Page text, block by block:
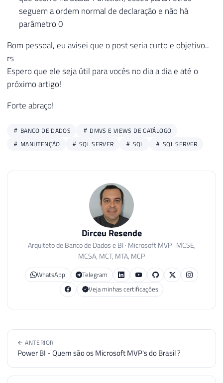
seguem a ordem normal de declaração e não há
parâmetro 0
Bom pessoal, eu avisei que o post seria curto e objetivo..
rs
Espero que ele seja útil para vocês no dia a dia e até o
próximo artigo!
Forte abraço!
BANCO DE DADOS
DMVS E VIEWS DE CATÁLOGO
MANUTENÇÃO
SQL SERVER SQL SQL SERVER
Dirceu Resende
Arquiteto de Banco de Dados e BI · Microsoft MVP · MCSE,
MCSA, MCT, MTA, MCP
WhatsApp
Telegram
Veja minhas certificações
← ANTERIOR
Power BI - Quem são os Microsoft MVP's do Brasil ?